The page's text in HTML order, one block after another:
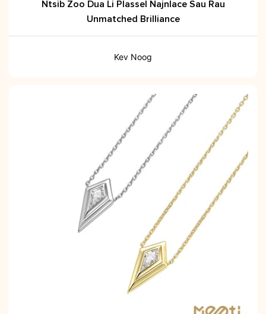
Ntsib Zoo Dua Li Plassel Najnlace Sau Rau
Unmatched Brilliance
Kev Noog